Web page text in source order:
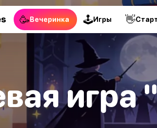
🥳Вечеринка 🕹Игры 👋
игра